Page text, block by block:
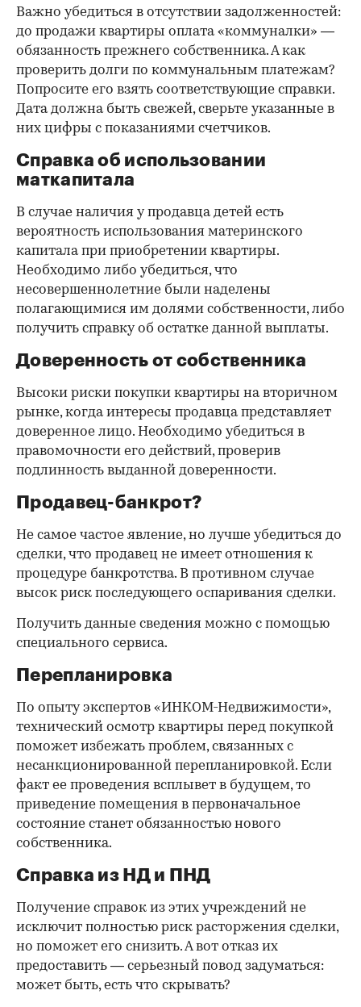
Важно убедиться в отсутствии задолженностей:
до продажи квартиры оплата «коммуналки» —
обязанность прежнего собственника. А как
проверить долги по коммунальным платежам?
Попросите его взять соответствующие справки.
Дата должна быть свежей, сверьте указанные в
них цифры с показаниями счетчиков.
Справка об использовании
маткапитала
В случае наличия у продавца детей есть
вероятность использования материнского
капитала при приобретении квартиры.
Необходимо либо убедиться, что
несовершеннолетние были наделены
полагающимися им долями собственности, либо
получить справку об остатке данной выплаты.
Доверенность от собственника
Высоки риски покупки квартиры на вторичном
рынке, когда интересы продавца представляет
доверенное лицо. Необходимо убедиться в
правомочности его действий, проверив
подлинность выданной доверенности.
Продавец-банкрот?
Не самое частое явление, но лучше убедиться до
сделки, что продавец не имеет отношения к
процедуре банкротства. В противном случае
высок риск последующего оспаривания сделки.
Получить данные сведения можно с помощью
специального сервиса.
Перепланировка
По опыту экспертов «ИНКОМ-Недвижимости»,
технический осмотр квартиры перед покупкой
поможет избежать проблем, связанных с
несанкционированной перепланировкой. Если
факт ее проведения всплывет в будущем, то
приведение помещения в первоначальное
состояние станет обязанностью нового
собственника.
Справка из НД и ПНД
Получение справок из этих учреждений не
исключит полностью риск расторжения сделки,
но поможет его снизить. А вот отказ их
предоставить — серьезный повод задуматься:
может быть, есть что скрывать?